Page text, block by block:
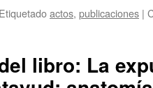
Etiquetadoactos, publicaciones |
libro: La